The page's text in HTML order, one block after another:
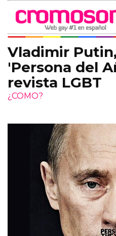
Vladimir
'Persona del
revista LGBT
¿COMO?